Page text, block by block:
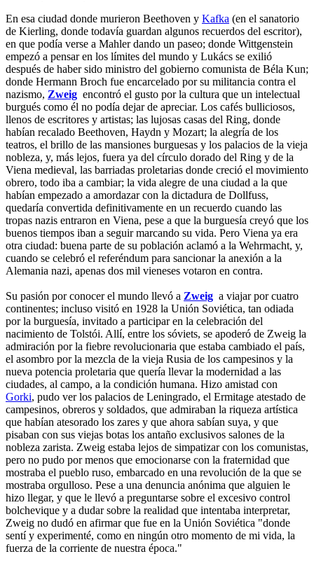
En esa ciudad donde murieron Beethoven y Kafka (en el sanatorio
de Kierling, donde todavía guardan algunos recuerdos del escritor),
en que podía verse a Mahler dando un paseo; donde Wittgenstein
empezó a pensar en los límites del mundo y Lukács se exilió
después de haber sido ministro del gobierno comunista de Béla Kun;
donde Hermann Broch fue encarcelado por su militancia contra el
nazismo, Zweig encontró el gusto por la cultura que un intelectual
burgués como él no podía dejar de apreciar. Los cafés bulliciosos,
llenos de escritores y artistas; las lujosas casas del Ring, donde
habían recalado Beethoven, Haydn y Mozart; la alegría de los
teatros, el brillo de las mansiones burguesas y los palacios de la vieja
nobleza, y, más lejos, fuera ya del círculo dorado del Ring y de la
Viena medieval, las barriadas proletarias donde creció el movimiento
obrero, todo iba a cambiar; la vida alegre de una ciudad a la que
habían empezado a amordazar con la dictadura de Dollfuss,
quedaría convertida definitivamente en un recuerdo cuando las
tropas nazis entraron en Viena, pese a que la burguesía creyó que los
buenos tiempos iban a seguir marcando su vida. Pero Viena ya era
otra ciudad: buena parte de su población aclamó a la Wehrmacht, y,
cuando se celebró el referéndum para sancionar la anexión a la
Alemania nazi, apenas dos mil vieneses votaron en contra.
Su pasión por conocer el mundo llevó a Zweig a viajar por cuatro
continentes; incluso visitó en 1928 la Unión Soviética, tan odiada
por la burguesía, invitado a participar en la celebración del
nacimiento de Tolstói. Allí, entre los sóviets, se apoderó de Zweig la
admiración por la fiebre revolucionaria que estaba cambiado el país,
el asombro por la mezcla de la vieja Rusia de los campesinos y la
nueva potencia proletaria que quería llevar la modernidad a las
ciudades, al campo, a la condición humana. Hizo amistad con
Gorki, pudo ver los palacios de Leningrado, el Ermitage atestado de
campesinos, obreros y soldados, que admiraban la riqueza artística
que habían atesorado los zares y que ahora sabían suya, y que
pisaban con sus viejas botas los antaño exclusivos salones de la
nobleza zarista. Zweig estaba lejos de simpatizar con los comunistas,
pero no pudo por menos que emocionarse con la fraternidad que
mostraba el pueblo ruso, embarcado en una revolución de la que se
mostraba orgulloso. Pese a una denuncia anónima que alguien le
hizo llegar, y que le llevó a preguntarse sobre el excesivo control
bolchevique y a dudar sobre la realidad que intentaba interpretar,
Zweig no dudó en afirmar que fue en la Unión Soviética "donde
sentí y experimenté, como en ningún otro momento de mi vida, la
fuerza de la corriente de nuestra época."